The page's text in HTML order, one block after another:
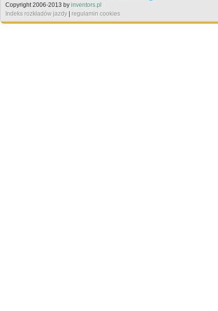
Copyright 2006-2013 by inventors.pl
Indeks rozkładów jazdy
regulamin cookies